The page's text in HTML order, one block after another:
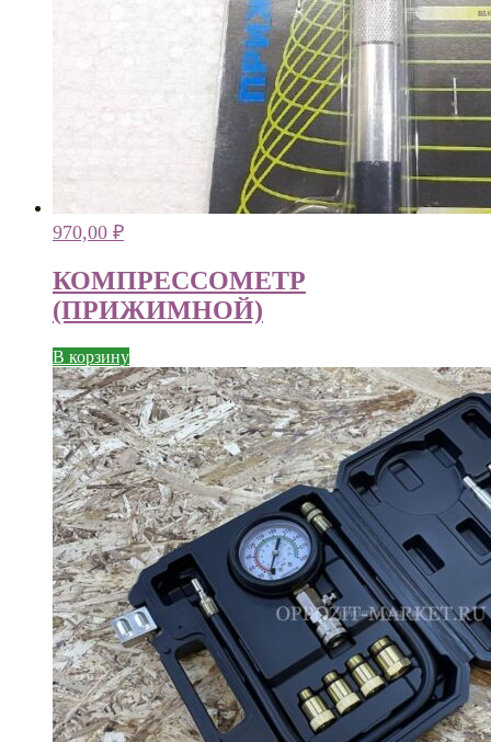
970,00 ₽
КОМПРЕССОМЕТР
(ПРИЖИМНОЙ)
В корзину